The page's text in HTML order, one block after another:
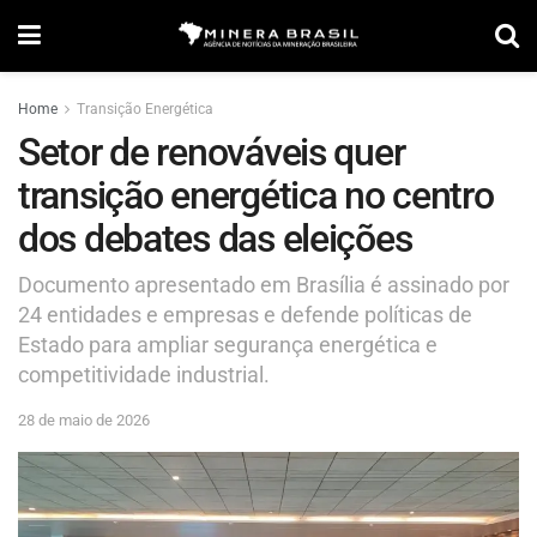
Home Transição Energética
Setor de renováveis quer
transição energética no centro
dos debates das eleições
Documento apresentado em Brasília é assinado por
24 entidades e empresas e defende políticas de
Estado para ampliar segurança energética e
competitividade industrial.
28 de maio de 2026